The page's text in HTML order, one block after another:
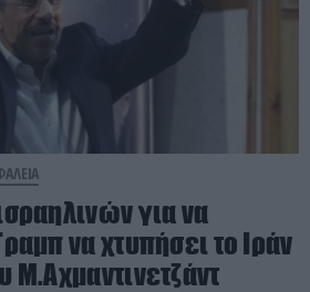
για να
να χτυπήσει το Ιράν
Μ.Αχμαντινετζάντ